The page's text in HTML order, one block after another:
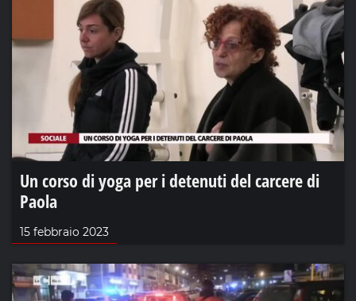
Un corso di yoga per i detenuti del carcere di
Paola
15 febbraio 2023